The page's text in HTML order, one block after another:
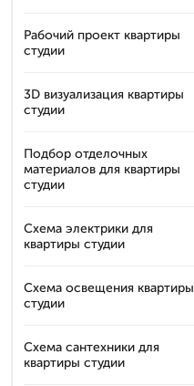
Рабочий проект квартиры
студии
3D визуализация квартиры
студии
Подбор отделочных
материалов для квартиры
студии
Схема электрики для
квартиры студии
Схема освещения квартиры
студии
Схема сантехники для
квартиры студии